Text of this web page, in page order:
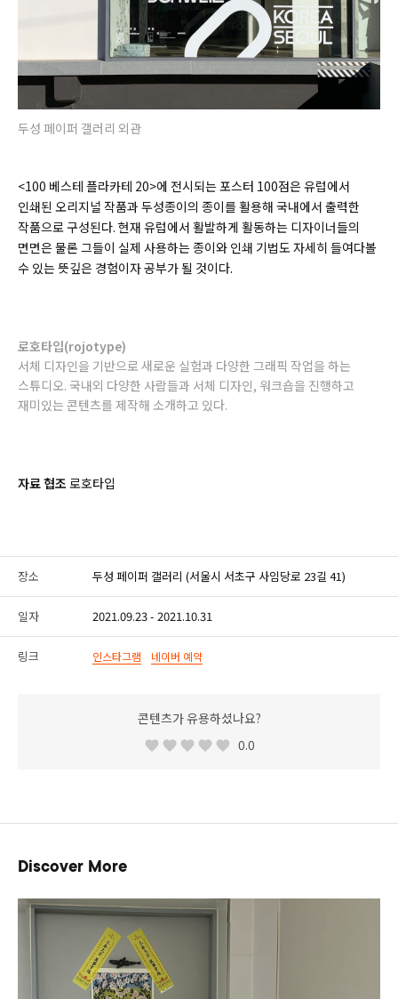
두성 페이퍼 갤러리 외관
<100 베스테 플라카테 20>에 전시되는 포스터 100점은 유럽에서
인쇄된 오리지널 작품과 두성종이의 종이를 활용해 국내에서 출력한
작품으로 구성된다. 현재 유럽에서 활발하게 활동하는 디자이너들의
면면은 물론 그들이 실제 사용하는 종이와 인쇄 기법도 자세히 들여다볼
수 있는 뜻깊은 경험이자 공부가 될 것이다.
로호타입(rojotype)
서체 디자인을 기반으로 새로운 실험과 다양한 그래픽 작업을 하는
스튜디오. 국내외 다양한 사람들과 서체 디자인, 워크숍을 진행하고
재미있는 콘텐츠를 제작해 소개하고 있다.
자료 협조 로호타입
장소 두성 페이퍼 갤러리 (서울시 서초구 사임당로 23길 41)
일자 2021.09.23 - 2021.10.31
링크 인스타그램 네이버 예약
콘텐츠가 유용하셨나요?
0.0
Discover More